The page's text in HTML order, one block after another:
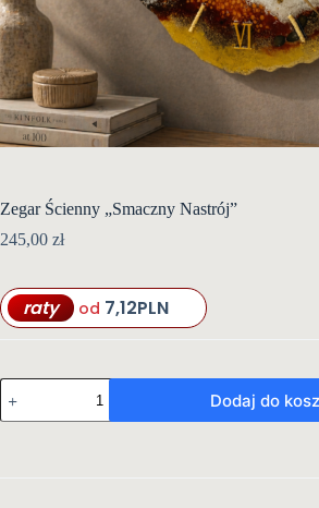
Zegar Ścienny „Smaczny Nastrój”
245,00 zł
raty od 7,12PLN
ilość
Zegar
Ścienny
Dodaj do